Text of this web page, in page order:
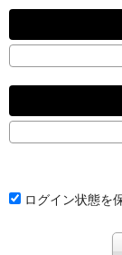
ログイン状態を